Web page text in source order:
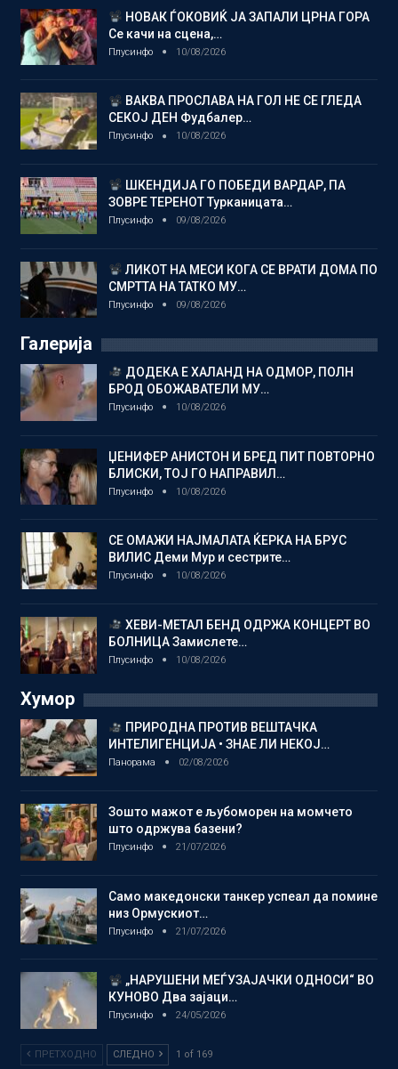
НОВАК ЃОКОВИЌ ЈА ЗАПАЛИ ЦРНА ГОРА
Се качи на сцена,…
Плусинфо 10/08/2026
ВАКВА ПРОСЛАВА НА ГОЛ НЕ СЕ ГЛЕДА
СЕКОЈ ДЕН Фудбалер…
Плусинфо 10/08/2026
ШКЕНДИЈА ГО ПОБЕДИ ВАРДАР, ПА
ЗОВРЕ ТЕРЕНОТ Турканицата…
Плусинфо 09/08/2026
ЛИКОТ НА МЕСИ КОГА СЕ ВРАТИ ДОМА ПО
СМРТТА НА ТАТКО МУ…
Плусинфо 09/08/2026
Галерија
ДОДЕКА Е ХАЛАНД НА ОДМОР, ПОЛН
БРОД ОБОЖАВАТЕЛИ МУ…
Плусинфо 10/08/2026
ЏЕНИФЕР АНИСТОН И БРЕД ПИТ ПОВТОРНО
БЛИСКИ, ТОЈ ГО НАПРАВИЛ…
Плусинфо 10/08/2026
СЕ ОМАЖИ НАЈМАЛАТА ЌЕРКА НА БРУС
ВИЛИС Деми Мур и сестрите…
Плусинфо 10/08/2026
ХЕВИ-МЕТАЛ БЕНД ОДРЖА КОНЦЕРТ ВО
БОЛНИЦА Замислете…
Плусинфо 10/08/2026
Хумор
ПРИРОДНА ПРОТИВ ВЕШТАЧКА
ИНТЕЛИГЕНЦИЈА • ЗНАЕ ЛИ НЕКОЈ…
Панорама 02/08/2026
Зошто мажот е љубоморен на момчето
што одржува базени?
Плусинфо 21/07/2026
Само македонски танкер успеал да помине
низ Ормускиот…
Плусинфо 21/07/2026
„НАРУШЕНИ МЕЃУЗАЈАЧКИ ОДНОСИ“ ВО
КУНОВО Два зајаци…
Плусинфо 24/05/2026
ПРЕТХОДНО СЛЕДНО 1 of 169